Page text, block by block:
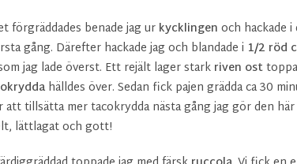
förgräddades benade jag ur kycklingen och hackade
gång. Därefter hackade jag och blandade i 1/2 röd
jag lade överst. Ett rejält lager stark riven ost
hälldes över. Sedan fick pajen grädda ca 30
att tillsätta mer tacokrydda nästa gång jag gör den
lättlagat och gott!